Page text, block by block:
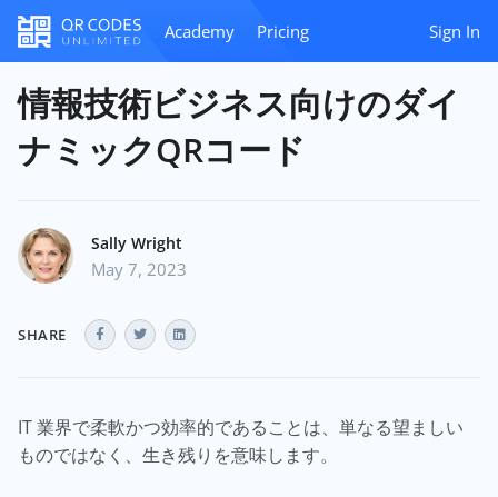
Academy Pricing Sign In
情報技術ビジネス向けのダイ
ナミックQRコード
Sally Wright
May 7, 2023
SHARE
IT 業界で柔軟かつ効率的であることは、単なる望ましい
ものではなく、生き残りを意味します。